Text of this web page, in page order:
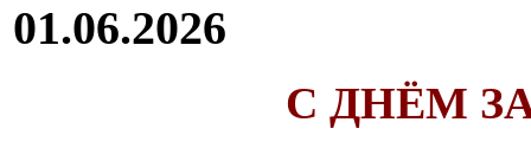
01.06.2026
С ДНЁМ